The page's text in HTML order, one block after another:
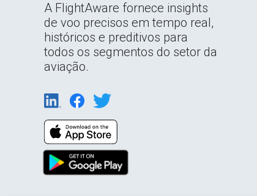
A FlightAware fornece insights
de voo precisos em tempo real,
históricos e preditivos para
todos os segmentos do setor da
aviação.